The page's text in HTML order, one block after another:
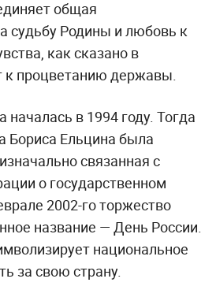
общая
судьбу Родины и любовь к
как сказано в
к процветанию державы.
началась в 1994 году. Тогда
Бориса Ельцина была
связанная с
о государственном
2002-го торжество
название — День России.
национальное
за свою страну.